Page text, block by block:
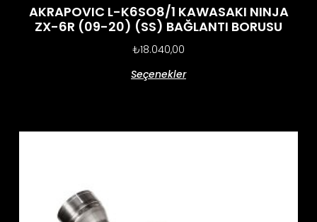
AKRAPOVIC L-K6SO8/1 KAWASAKI NINJA
ZX-6R (09-20) (SS) BAĞLANTI BORUSU
₺18.040,00
Seçenekler